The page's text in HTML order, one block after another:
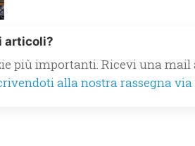
articoli?
più importanti. Ricevi una mail
alla nostra rassegna via